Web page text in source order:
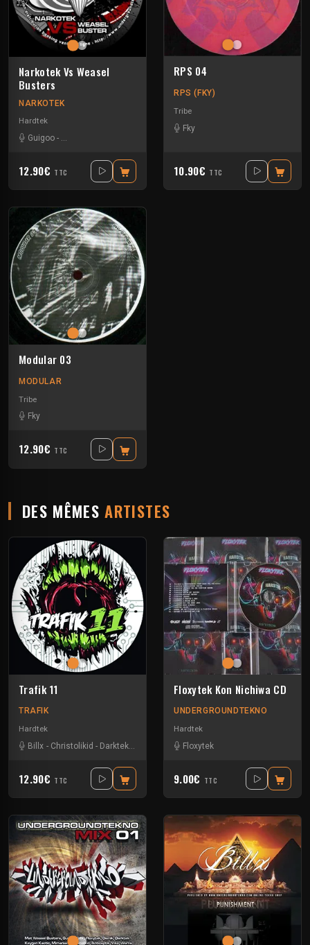
Narkotek Vs Weasel
Busters
NARKOTEK
Hardtek
Guigoo - Mat Weasel busters
12.90€ TTC
RPS 04
RPS (FKY)
Tribe
Fky
10.90€ TTC
Modular 03
MODULAR
Tribe
Fky
12.90€ TTC
DES MÊMES ARTISTES
Trafik 11
TRAFIK
Hardtek
Billx - Christolikid - Darktek
12.90€ TTC
Floxytek Kon Nichiwa CD
UNDERGROUNDTEKNO
Hardtek
Floxytek
9.00€ TTC